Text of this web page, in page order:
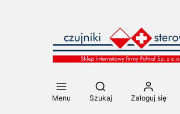
Menu
Otwórz wyszukiwarkę
Szukaj Zaloguj się